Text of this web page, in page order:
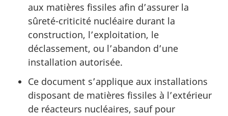
aux matières fissiles afin d’assurer la
sûreté-criticité nucléaire durant la
construction, l’exploitation, le
déclassement, ou l’abandon d’une
installation autorisée.
Ce document s’applique aux installations
disposant de matières fissiles à l’extérieur
de réacteurs nucléaires, sauf pour